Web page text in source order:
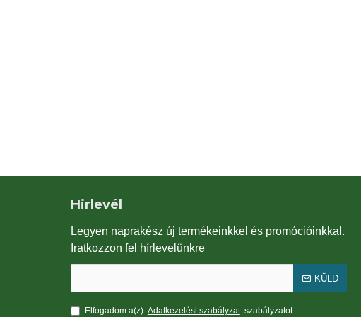
Hirlevél
Legyen naprakész új termékeinkkel és promócióinkkal.
Iratkozzon fel hírlevelünkre
KÜLD
Elfogadom a(z) Adatkezelési szabályzat szabályzatot.